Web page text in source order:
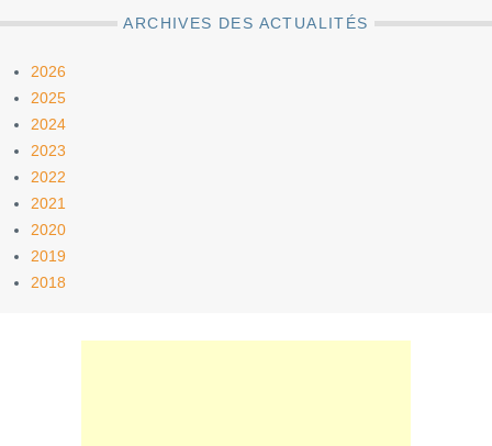
ARCHIVES DES ACTUALITÉS
2026
2025
2024
2023
2022
2021
2020
2019
2018